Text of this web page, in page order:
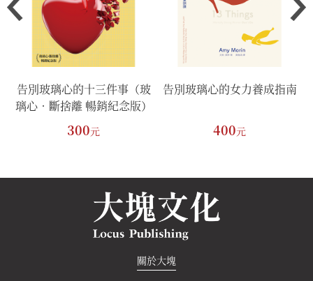
告別玻璃心的十三件事（玻
璃心．斷捨離 暢銷紀念版）
300元
告別玻璃心的女力養成指南
400元
關於大塊